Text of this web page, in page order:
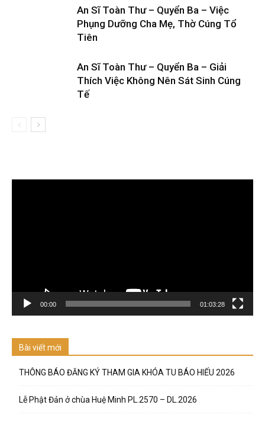
An Sĩ Toàn Thư – Quyển Ba – Việc
Phụng Dưỡng Cha Mẹ, Thờ Cúng Tổ
Tiên
An Sĩ Toàn Thư – Quyển Ba – Giải
Thích Việc Không Nên Sát Sinh Cúng
Tế
00:00 01:03:28
Bài viết mới
THÔNG BÁO ĐĂNG KÝ THAM GIA KHÓA TU BÁO HIẾU 2026
Lễ Phật Đản ở chùa Huệ Minh PL.2570 – DL.2026